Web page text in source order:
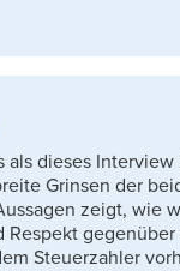
als dieses
Grinsen der
zeigt, wie
Respekt gegenüber
Steuerzahler